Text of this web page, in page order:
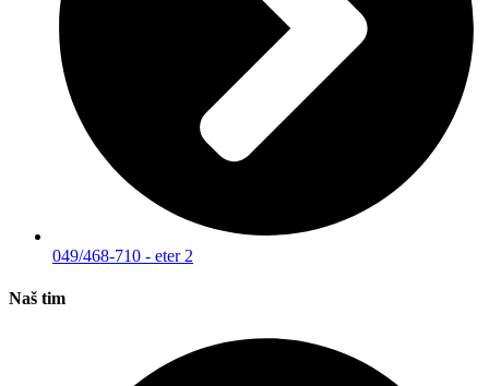
049/468-710 - eter 2
Naš tim